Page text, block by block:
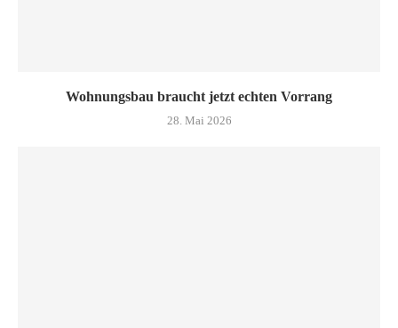
Wohnungsbau braucht jetzt echten Vorrang
28. Mai 2026